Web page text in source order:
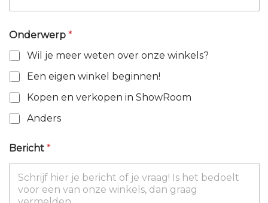
Onderwerp *
Wil je meer weten over onze winkels?
Een eigen winkel beginnen!
Kopen en verkopen in ShowRoom
Anders
n
d
Bericht *